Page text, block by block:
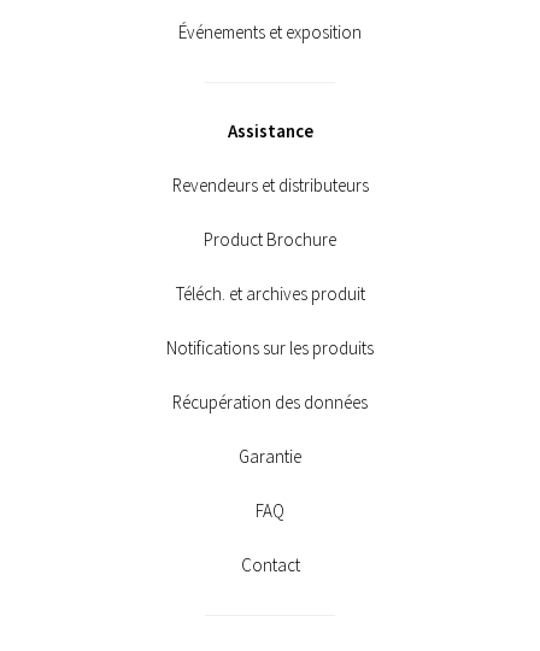
Événements et exposition
Assistance
Revendeurs et distributeurs
Product Brochure
Téléch. et archives produit
Notifications sur les produits
Récupération des données
Garantie
FAQ
Contact